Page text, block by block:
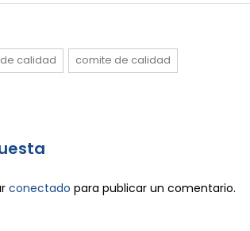
calidad comite de calidad
conectado para publicar un comentario.